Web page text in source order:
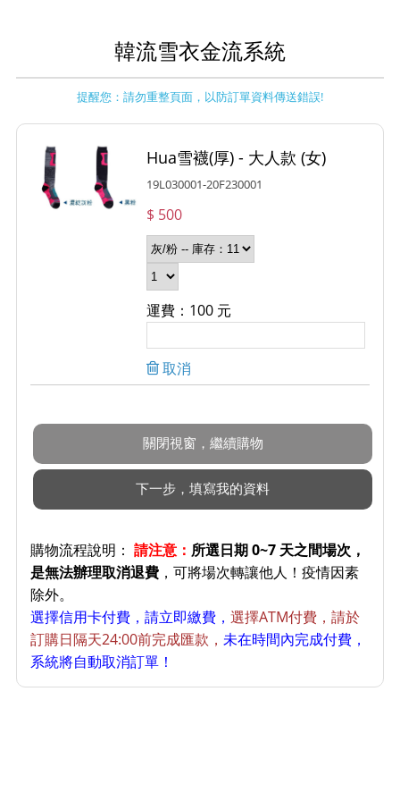
韓流雪衣金流系統
提醒您：請勿重整頁面，以防訂單資料傳送錯誤!
Hua雪襪(厚) - 大人款 (女)
19L030001-20F230001
$ 500
運費：100 元
取消
購物流程說明： 請注意： 所選日期 0~7 天之間場次，
是無法辦理取消退費 ，可將場次轉讓他人！疫情因素
除外。
選擇信用卡付費，請立即繳費， 選擇ATM付費，請於
訂購日隔天24:00前完成匯款， 未在時間內完成付費，
系統將自動取消訂單！